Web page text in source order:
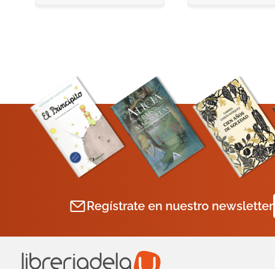
Regístrate en nuestro newsletter